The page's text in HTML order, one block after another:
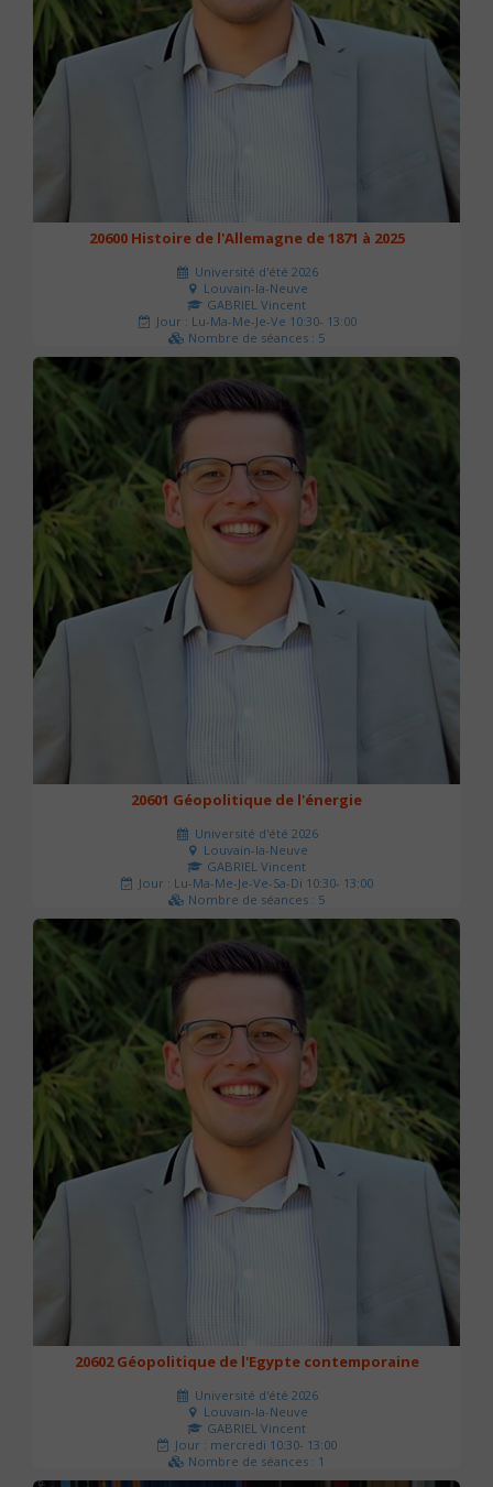
20600 Histoire de l'Allemagne de 1871 à 2025
Université d'été 2026
Louvain-la-Neuve
GABRIEL Vincent
Jour : Lu-Ma-Me-Je-Ve 10:30- 13:00
Nombre de séances : 5
120 €
20601 Géopolitique de l'énergie
Université d'été 2026
Louvain-la-Neuve
GABRIEL Vincent
Jour : Lu-Ma-Me-Je-Ve-Sa-Di 10:30- 13:00
Nombre de séances : 5
120 €
20602 Géopolitique de l'Egypte contemporaine
Université d'été 2026
Louvain-la-Neuve
GABRIEL Vincent
Jour : mercredi 10:30- 13:00
Nombre de séances : 1
21 €